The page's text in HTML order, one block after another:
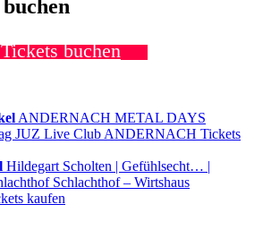
buchen
ANDERNACH METAL DAYS
JUZ Live Club ANDERNACH Tickets
Hildegart Scholten | Gefühlsecht… |
Schlachthof – Wirtshaus
kaufen